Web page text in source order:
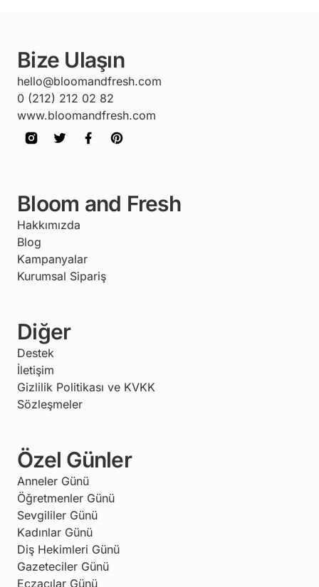
Bize Ulaşın
hello@bloomandfresh.com
0 (212) 212 02 82
www.bloomandfresh.com
Bloom and Fresh
Hakkımızda
Blog
Kampanyalar
Kurumsal Sipariş
Diğer
Destek
İletişim
Gizlilik Politikası ve KVKK
Sözleşmeler
Özel Günler
Anneler Günü
Öğretmenler Günü
Sevgililer Günü
Kadınlar Günü
Diş Hekimleri Günü
Gazeteciler Günü
Eczacılar Günü